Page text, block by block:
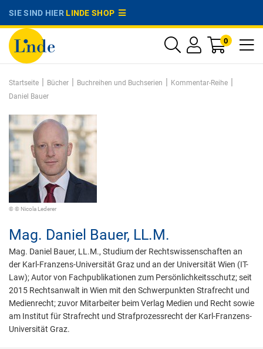
SIE SIND HIERLINDE SHOP
0
Startseite | Bücher | Buchreihen und Buchserien | Kommentar-Reihe |
Daniel Bauer
© © Nicola Lederer
Mag. Daniel Bauer, LL.M.
Mag. Daniel Bauer, LL.M., Studium der Rechtswissenschaften an
der Karl-Franzens-Universität Graz und an der Universität Wien (IT-
Law); Autor von Fachpublikationen zum Persönlichkeitsschutz; seit
2015 Rechtsanwalt in Wien mit den Schwerpunkten Strafrecht und
Medienrecht; zuvor Mitarbeiter beim Verlag Medien und Recht sowie
am Institut für Strafrecht und Strafprozessrecht der Karl-Franzens-
Universität Graz.